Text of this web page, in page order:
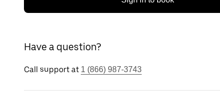
Have a question?
Call support at 1 (866) 987-3743